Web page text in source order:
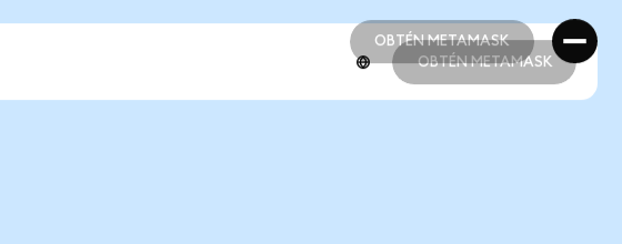
OBTÉN METAMASK
OBTÉN METAMASK
OBTÉN METAMASK